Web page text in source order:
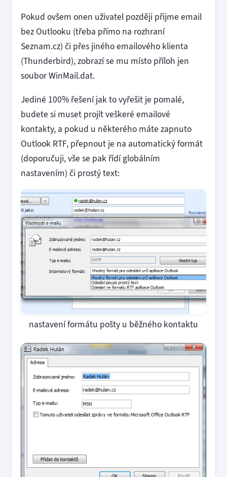
Pokud ovšem onen uživatel později přijme email
bez Outlooku (třeba přímo na rozhraní
Seznam.cz) či přes jiného emailového klienta
(Thunderbird), zobrazí se mu místo příloh jen
soubor WinMail.dat.
Jediné 100% řešení jak to vyřešit je pomalé,
budete si muset projít veškeré emailové
kontakty, a pokud u některého máte zapnuto
Outlook RTF, přepnout je na automatický formát
(doporučuji, vše se pak řídí globálním
nastavením) či prostý text:
nastavení formátu pošty u běžného kontaktu